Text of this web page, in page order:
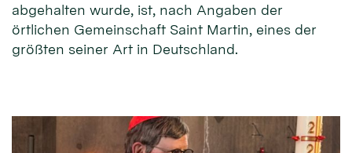
abgehalten wurde, ist, nach Angaben der
örtlichen Gemeinschaft Saint Martin, eines der
größten seiner Art in Deutschland.